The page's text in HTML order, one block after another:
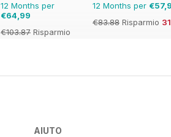
12 Months per
€64,99
€103.87 Risparmio
12 Months per
€83.88 Risparmio
AIUTO